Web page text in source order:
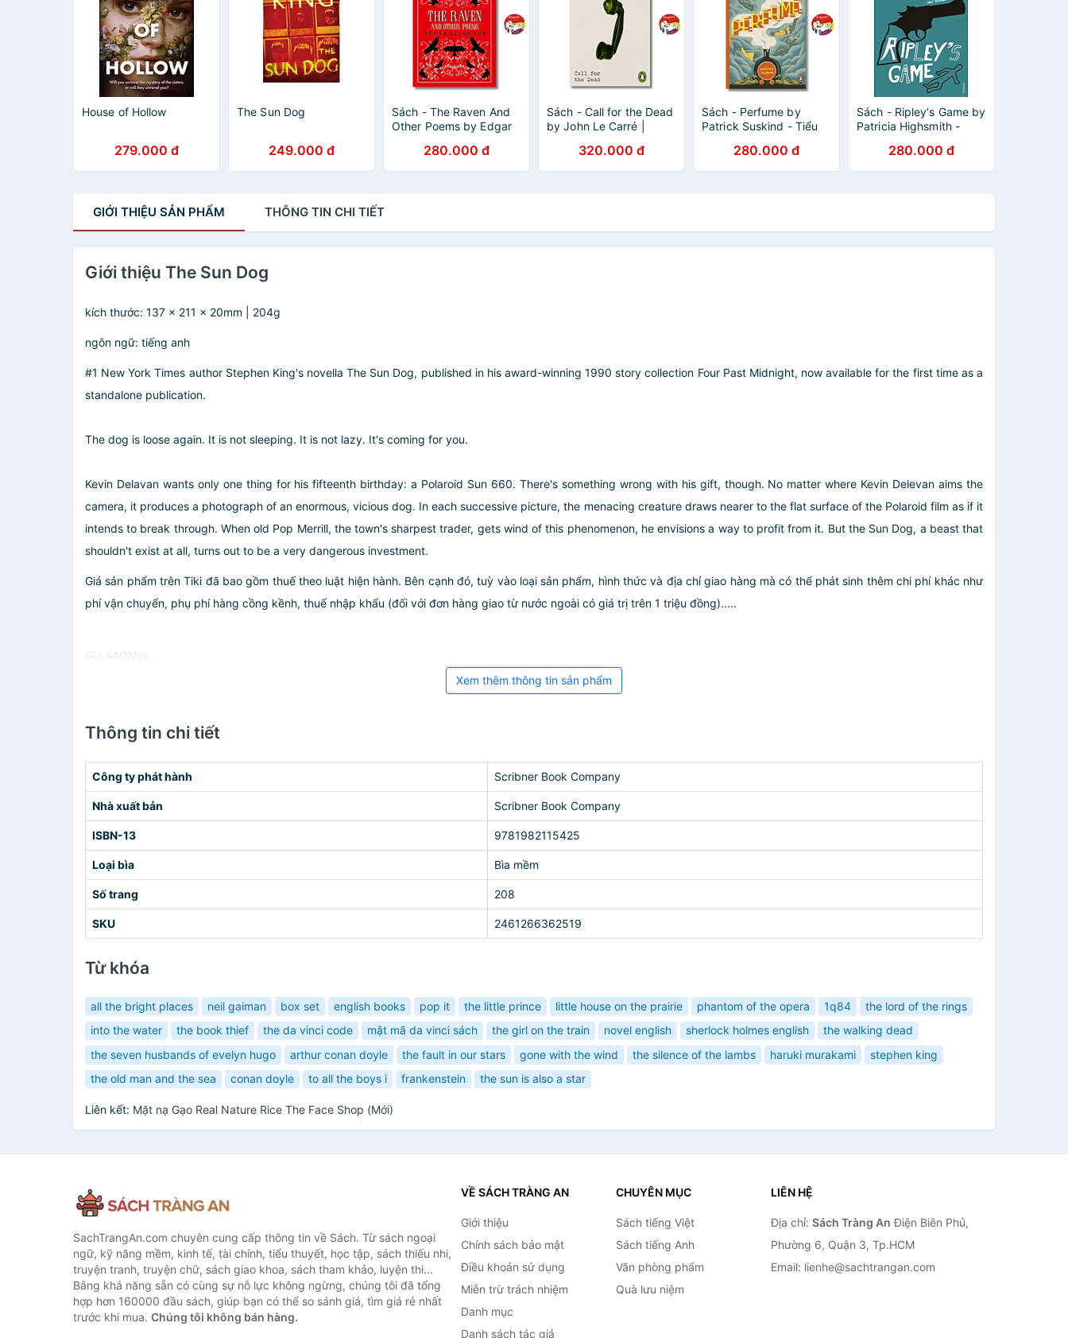
House of Hollow
279.000 đ
The Sun Dog
249.000 đ
Sách - The Raven And
Other Poems by Edgar
Classics / Horror / Ngoại
văn Nhập khẩu
280.000 đ
Sách - Call for the Dead
by John Le Carré |
| English Book/Sách
ngoại văn
320.000 đ
Sách - Perfume by
Patrick Suskind - Tiểu
/ Thriller / Mystery in
English
280.000 đ
Sách - Ripley's Game by
Patricia Highsmith -
280.000 đ
GIỚI THIỆU SẢN PHẨM THÔNG TIN CHI TIẾT
Giới thiệu The Sun Dog
kích thước: 137 x 211 x 20mm | 204g
ngôn ngữ: tiếng anh
#1 New York Times author Stephen King's novella The Sun Dog, published in his award-winning 1990 story collection Four Past Midnight, now available for the first time as a
standalone publication.
The dog is loose again. It is not sleeping. It is not lazy. It's coming for you.
Kevin Delavan wants only one thing for his fifteenth birthday: a Polaroid Sun 660. There's something wrong with his gift, though. No matter where Kevin Delevan aims the
camera, it produces a photograph of an enormous, vicious dog. In each successive picture, the menacing creature draws nearer to the flat surface of the Polaroid film as if it
intends to break through. When old Pop Merrill, the town's sharpest trader, gets wind of this phenomenon, he envisions a way to profit from it. But the Sun Dog, a beast that
shouldn't exist at all, turns out to be a very dangerous investment.
Giá sản phẩm trên Tiki đã bao gồm thuế theo luật hiện hành. Bên cạnh đó, tuỳ vào loại sản phẩm, hình thức và địa chỉ giao hàng mà có thể phát sinh thêm chi phí khác như
phí vận chuyển, phụ phí hàng cồng kềnh, thuế nhập khẩu (đối với đơn hàng giao từ nước ngoài có giá trị trên 1 triệu đồng).....
Giá AAONon
Xem thêm thông tin sản phẩm
Thông tin chi tiết
Công ty phát hành Scribner Book Company
Nhà xuất bản Scribner Book Company
ISBN-13 9781982115425
Loại bìa Bìa mềm
Số trang 208
SKU 2461266362519
Từ khóa
all the bright places neil gaiman box set english books pop it the little prince little house on the prairie phantom of the opera 1q84
the lord of the rings
into the water
the book thief the da vinci code mật mã da vinci sách the girl on the train novel english sherlock holmes english
the walking dead
the seven husbands of evelyn hugo
arthur conan doyle the fault in our stars gone with the wind the silence of the lambs haruki murakami
stephen king
the old man and the sea
conan doyle to all the boys i frankenstein the sun is also a star
Liên kết: Mặt nạ Gạo Real Nature Rice The Face Shop (Mới)
SachTrangAn.com chuyên cung cấp thông tin về Sách. Từ sách ngoại
ngữ, kỹ năng mềm, kinh tế, tài chính, tiểu thuyết, học tập, sách thiếu nhi,
truyện tranh, truyện chữ, sách giao khoa, sách tham khảo, luyện thi...
Bằng khả năng sẵn có cùng sự nỗ lực không ngừng, chúng tôi đã tổng
hợp hơn 160000 đầu sách, giúp bạn có thể so sánh giá, tìm giá rẻ nhất
trước khi mua. Chúng tôi không bán hàng.
VỀ SÁCH TRÀNG AN
Giới thiệu
Chính sách bảo mật
Điều khoản sử dụng
Miễn trừ trách nhiệm
Danh mục
Danh sách tác giả
CHUYÊN MỤC
Sách tiếng Việt
Sách tiếng Anh
Văn phòng phẩm
Quà lưu niệm
LIÊN HỆ
Địa chỉ: Sách Tràng An Điện Biên Phủ,
Phường 6, Quận 3, Tp.HCM
Email: lienhe@sachtrangan.com